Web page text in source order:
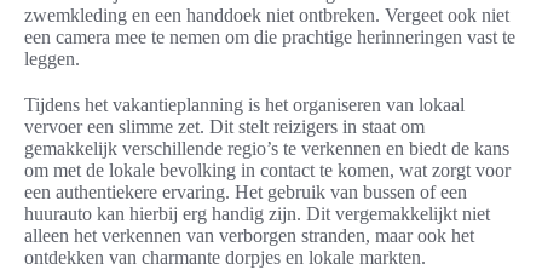
zwemkleding en een handdoek niet ontbreken. Vergeet ook niet
een camera mee te nemen om die prachtige herinneringen vast te
leggen.
Tijdens het vakantieplanning is het organiseren van lokaal
vervoer een slimme zet. Dit stelt reizigers in staat om
gemakkelijk verschillende regio’s te verkennen en biedt de kans
om met de lokale bevolking in contact te komen, wat zorgt voor
een authentiekere ervaring. Het gebruik van bussen of een
huurauto kan hierbij erg handig zijn. Dit vergemakkelijkt niet
alleen het verkennen van verborgen stranden, maar ook het
ontdekken van charmante dorpjes en lokale markten.